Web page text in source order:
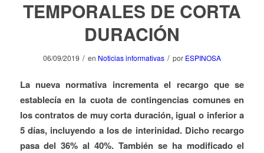
TEMPORALES DE CORTA
DURACIÓN
06/09/2019 / en Noticias informativas / por ESPINOSA
La nueva normativa incrementa el recargo que se
establecía en la cuota de contingencias comunes en
los contratos de muy corta duración, igual o inferior a
5 días, incluyendo a los de interinidad. Dicho recargo
pasa del 36% al 40%. También se ha modificado el